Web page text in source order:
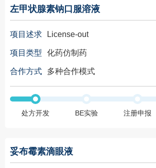
左甲状腺素钠口服溶液
项目述求 License-out
项目类型 化药仿制药
合作方式 多种合作模式
处方开发 BE实验 注册申报
妥布霉素滴眼液